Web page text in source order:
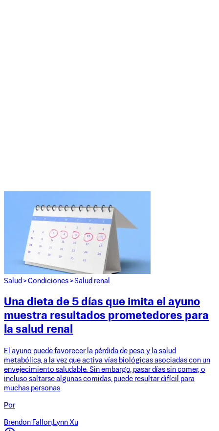
Salud > Condiciones > Salud renal
Una dieta de 5 días que imita el ayuno
muestra resultados prometedores para
la salud renal
El ayuno puede favorecer la pérdida de peso y la salud
metabólica, a la vez que activa vías biológicas asociadas con un
envejecimiento saludable. Sin embargo, pasar días sin comer, o
incluso saltarse algunas comidas, puede resultar difícil para
muchas personas
Por
Brendon Fallon, Lynn Xu